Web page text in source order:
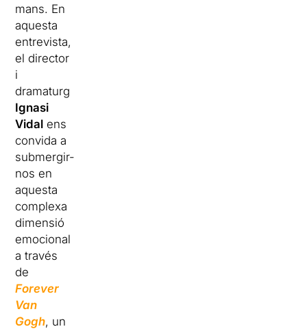
mans. En
aquesta
entrevista,
el director
i
dramaturg
Ignasi
Vidal ens
convida a
submergir-
nos en
aquesta
complexa
dimensió
emocional
a través
de
Forever
Van
Gogh, un